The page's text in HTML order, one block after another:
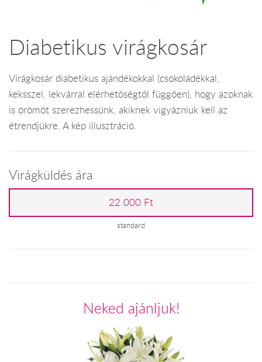
Diabetikus virágkosár
Virágkosár diabetikus ajándékokkal (csokoládékkal,
keksszel, lekvárral elérhetőségtől függően), hogy azoknak
is örömöt szerezhessünk, akiknek vigyázniuk kell az
étrendjükre. A kép illusztráció.
Virágküldés ára
22 000 Ft
standard
Neked ajánljuk!